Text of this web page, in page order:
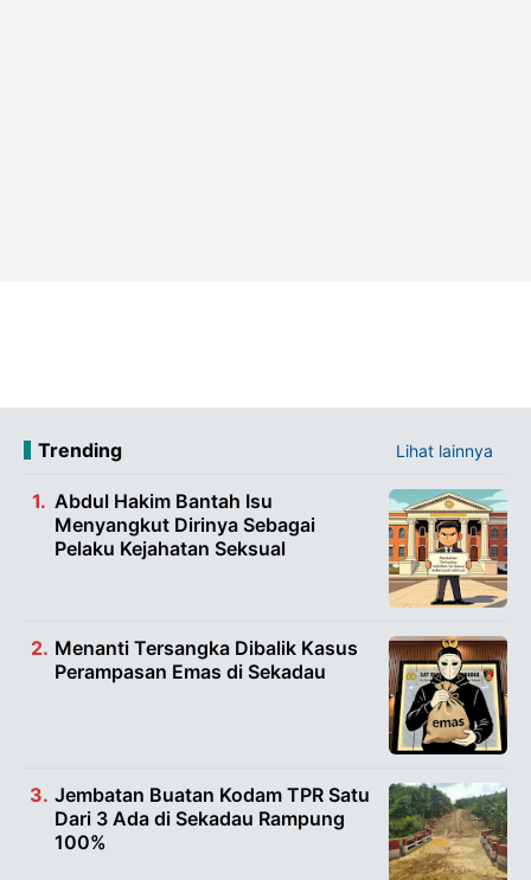
Trending Lihat lainnya
Abdul Hakim Bantah Isu
Menyangkut Dirinya Sebagai
Pelaku Kejahatan Seksual
Menanti Tersangka Dibalik Kasus
Perampasan Emas di Sekadau
Jembatan Buatan Kodam TPR Satu
Dari 3 Ada di Sekadau Rampung
100%